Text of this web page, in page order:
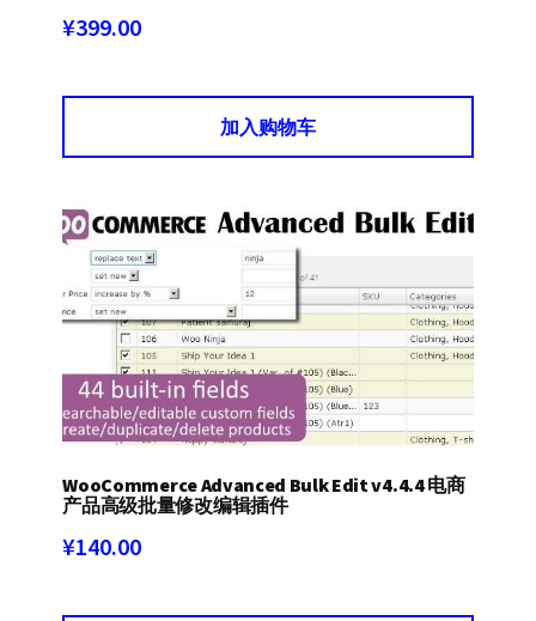
¥399.00
加入购物车
WooCommerce Advanced Bulk Edit v4.4.4 电商
产品高级批量修改编辑插件
¥140.00